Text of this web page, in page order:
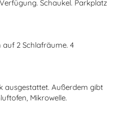
Schaukel. Parkplatz
auf 2 Schlafräume. 4
ausgestattet. Außerdem gibt
Mikrowelle.